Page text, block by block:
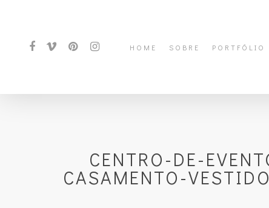
HOME SOBRE PORTFÓLIO
CENTRO-DE-
CASAMENTO-